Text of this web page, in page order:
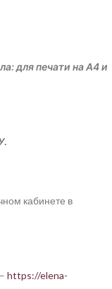
для печати на А4 и
кабинете в
https://elena-